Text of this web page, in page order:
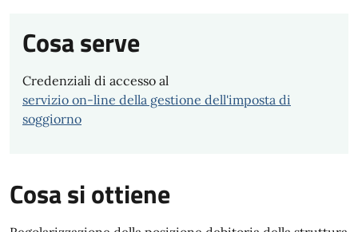
Cosa serve
Credenziali di accesso al
servizio on-line della gestione dell'imposta di
soggiorno
Cosa si ottiene